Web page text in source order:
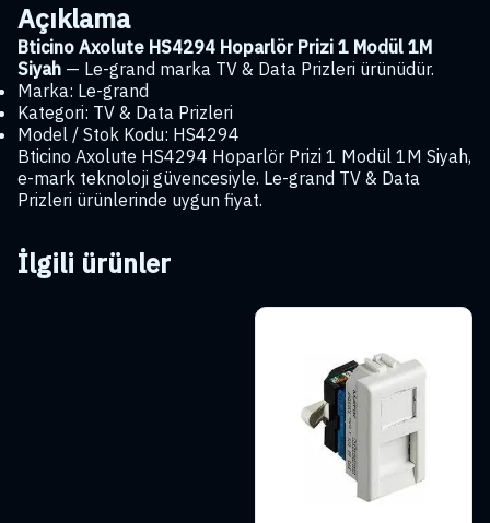
adet
Açıklama
Bticino Axolute HS4294 Hoparlör Prizi 1 Modül 1M
Siyah — Le-grand marka TV & Data Prizleri ürünüdür.
Marka: Le-grand
Kategori: TV & Data Prizleri
Model / Stok Kodu: HS4294
Bticino Axolute HS4294 Hoparlör Prizi 1 Modül 1M Siyah,
e-mark teknoloji güvencesiyle. Le-grand TV & Data
Prizleri ürünlerinde uygun fiyat.
İlgili ürünler